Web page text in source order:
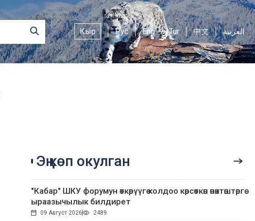
Кыр Рус Eng Tur 中文 العربية
Эң көп окулган
"Кабар" ШКУ форумун өткөрүүгө колдоо көрсөткөн өнөктөштөргө
ыраазычылык билдирет
09 Август 2026 2489